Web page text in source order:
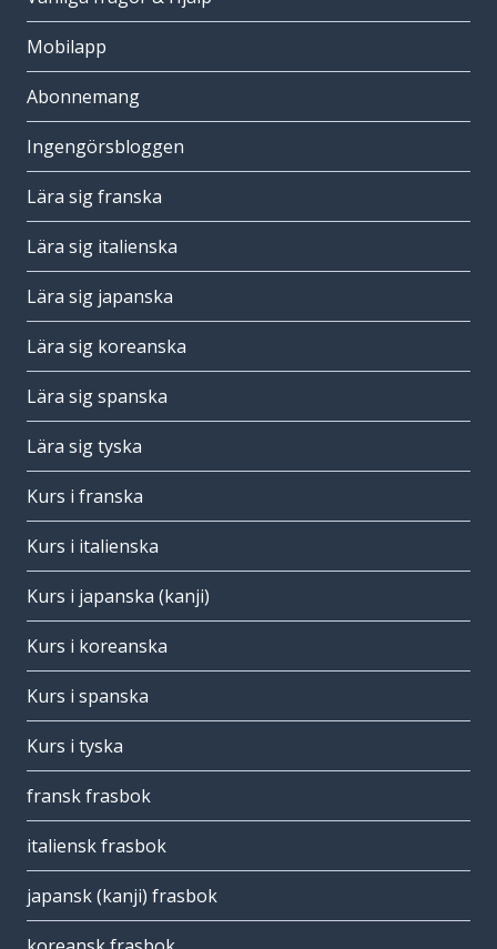
Mobilapp
Abonnemang
Ingengörsbloggen
Lära sig franska
Lära sig italienska
Lära sig japanska
Lära sig koreanska
Lära sig spanska
Lära sig tyska
Kurs i franska
Kurs i italienska
Kurs i japanska (kanji)
Kurs i koreanska
Kurs i spanska
Kurs i tyska
fransk frasbok
italiensk frasbok
japansk (kanji) frasbok